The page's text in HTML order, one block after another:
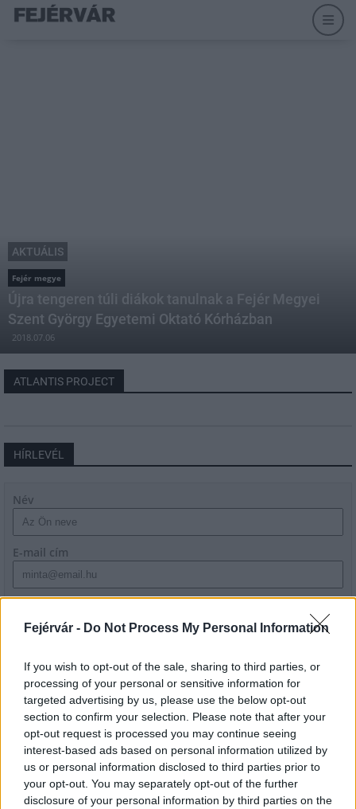
Fejérvár - Do Not Process My Personal Information
If you wish to opt-out of the sale, sharing to third parties, or
processing of your personal or sensitive information for
targeted advertising by us, please use the below opt-out
section to confirm your selection. Please note that after your
opt-out request is processed you may continue seeing
interest-based ads based on personal information utilized by
us or personal information disclosed to third parties prior to
your opt-out. You may separately opt-out of the further
disclosure of your personal information by third parties on the
AKTUÁLIS
Fejér megye
Újra tengeren túli diákok tanulnak a Fejér Megyei
Szent György Egyetemi Oktató Kórházban
2018.07.06
ATLANTIS PROJECT
HÍRLEVÉL
Név
E-mail cím
szabályzatot!
LEGFRISSEBB
Országos hírek
Megérkezett az eső a Duna vízgyűjtőjére